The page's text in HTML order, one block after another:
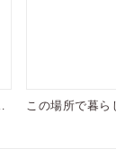
この場所で暮ら